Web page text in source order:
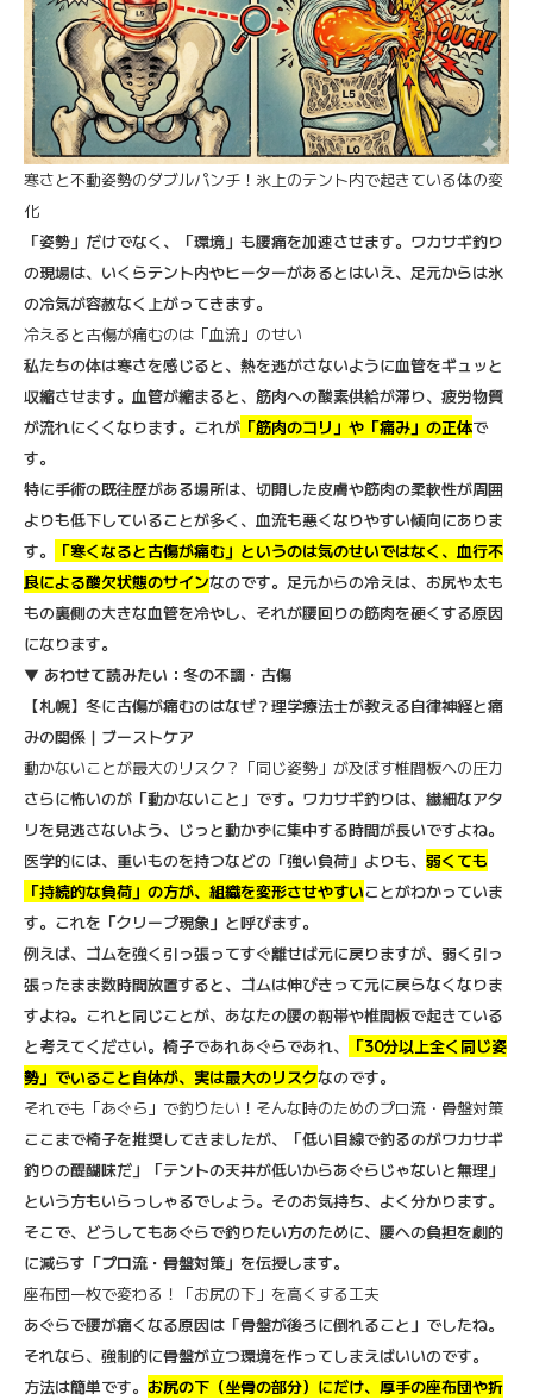
寒さと不動姿勢のダブルパンチ！氷上のテント内で起きている体の変
化
「姿勢」だけでなく、「環境」も腰痛を加速させます。ワカサギ釣り
の現場は、いくらテント内やヒーターがあるとはいえ、足元からは氷
の冷気が容赦なく上がってきます。
冷えると古傷が痛むのは「血流」のせい
私たちの体は寒さを感じると、熱を逃がさないように血管をギュッと
収縮させます。血管が縮まると、筋肉への酸素供給が滞り、疲労物質
が流れにくくなります。これが 「筋肉のコリ」や「痛み」の正体で
す。
特に手術の既往歴がある場所は、切開した皮膚や筋肉の柔軟性が周囲
よりも低下していることが多く、血流も悪くなりやすい傾向にありま
す。
「寒くなると古傷が痛む」というのは気のせいではなく、血行不
良による酸欠状態のサインなのです。足元からの冷えは、お尻や太も
もの裏側の大きな血管を冷やし、それが腰回りの筋肉を硬くする原因
になります。
▼ あわせて読みたい：冬の不調・古傷
【札幌】冬に古傷が痛むのはなぜ？理学療法士が教える自律神経と痛
みの関係｜ブーストケア
動かないことが最大のリスク？「同じ姿勢」が及ぼす椎間板への圧力
さらに怖いのが「動かないこと」です。ワカサギ釣りは、繊細なアタ
リを見逃さないよう、じっと動かずに集中する時間が長いですよね。
医学的には、重いものを持つなどの「強い負荷」よりも、 弱くても
「持続的な負荷」の方が、組織を変形させやすいことがわかっていま
す。これを「クリープ現象」と呼びます。
例えば、ゴムを強く引っ張ってすぐ離せば元に戻りますが、弱く引っ
張ったまま数時間放置すると、ゴムは伸びきって元に戻らなくなりま
すよね。これと同じことが、あなたの腰の靭帯や椎間板で起きている
と考えてください。椅子であれあぐらであれ、
「30分以上全く同じ姿
勢」でいること自体が、実は最大のリスクなのです。
それでも「あぐら」で釣りたい！そんな時のためのプロ流・骨盤対策
ここまで椅子を推奨してきましたが、「低い目線で釣るのがワカサギ
釣りの醍醐味だ」「テントの天井が低いからあぐらじゃないと無理」
という方もいらっしゃるでしょう。そのお気持ち、よく分かります。
そこで、どうしてもあぐらで釣りたい方のために、腰への負担を劇的
に減らす 「プロ流・骨盤対策」 を伝授します。
座布団一枚で変わる！「お尻の下」を高くする工夫
あぐらで腰が痛くなる原因は「骨盤が後ろに倒れること」でしたね。
それなら、強制的に骨盤が立つ環境を作ってしまえばいいのです。
方法は簡単です。 お尻の下（坐骨の部分）にだけ、厚手の座布団や折